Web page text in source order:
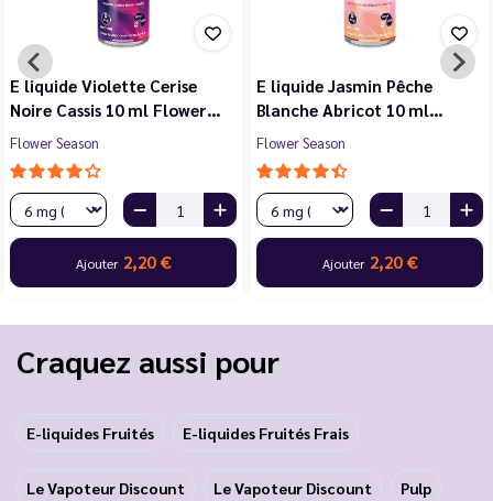
E liquide Violette Cerise
Noire Cassis 10 ml Flower…
Flower Season
Ajouter 2,20 €
E liquide Jasmin Pêche
Blanche Abricot 10 ml…
Flower Season
Ajouter 2,20 €
Craquez aussi pour
E-liquides Fruités E-liquides Fruités Frais
Le Vapoteur Discount Le Vapoteur Discount Pulp